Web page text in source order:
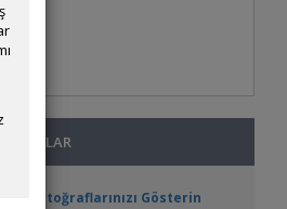
Fotoğraflarınızı Gösterin